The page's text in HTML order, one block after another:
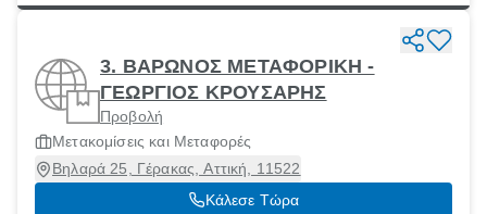
3. ΒΑΡΩΝΟΣ ΜΕΤΑΦΟΡΙΚΗ -
ΓΕΩΡΓΙΟΣ ΚΡΟΥΣΑΡΗΣ
Προβολή
Μετακομίσεις και Μεταφορές
Βηλαρά 25, Γέρακας, Αττική, 11522
Κάλεσε Τώρα